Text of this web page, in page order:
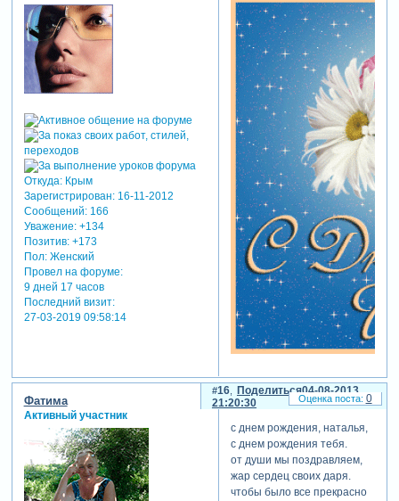
Откуда:Крым
Зарегистрирован: 16-11-2012
Сообщений:166
Уважение: +134
Позитив: +173
Пол:Женский
Провел на форуме:
9 дней 17 часов
Последний визит:
27-03-2019 09:58:14
Поделиться
16
04-08-2013
21:20:30
Фатима
Активный участник
с днем рождения, наталья,
с днем рождения тебя.
от души мы поздравляем,
жар сердец своих даря.
чтобы было все прекрасно
0